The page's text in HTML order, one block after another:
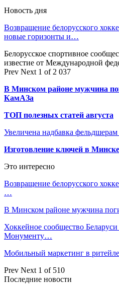
Новость дня
Возвращение белорусского
новые горизонты и…
Белорусское спортивное
известие от Международной
Prev Next 1 of 2 037
В Минском районе мужчина
КамАЗа
ТОП полезных статей августа
Увеличена надбавка
Изготовление ключей в
Это интересно
Возвращение белорусского
…
В Минском районе мужчина
Хоккейное сообщество
Монументу…
Мобильный маркетинг в ритейле
Prev Next 1 of 510
Последние новости